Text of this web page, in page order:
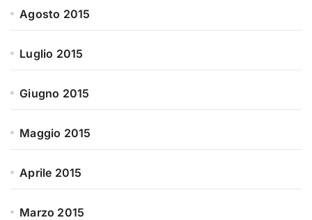
Agosto 2015
Luglio 2015
Giugno 2015
Maggio 2015
Aprile 2015
Marzo 2015